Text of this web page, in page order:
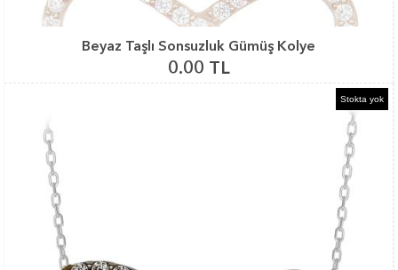
Beyaz Taşlı Sonsuzluk Gümüş Kolye
0.00 TL
Stokta yok